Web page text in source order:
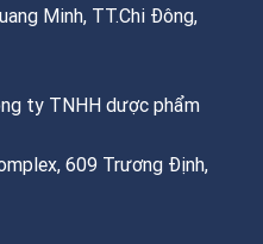
Minh, TT.Chi Đông,
ty TNHH dược phẩm
609 Trương Định,